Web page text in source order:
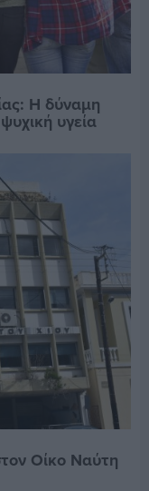
Η δύναμη
υγεία
Οίκο Ναύτη